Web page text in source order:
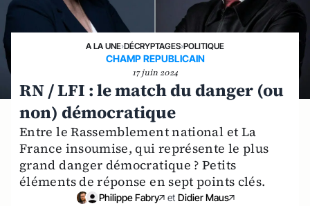
A LA UNE›DÉCRYPTAGES›POLITIQUE
CHAMP REPUBLICAIN
17 juin 2024
RN / LFI : le match du danger (ou
non) démocratique
Entre le Rassemblement national et La
France insoumise, qui représente le plus
grand danger démocratique ? Petits
éléments de réponse en sept points clés.
Philippe Fabry et Didier Maus